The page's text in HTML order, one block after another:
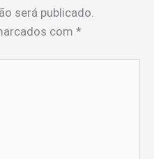
será publicado.
com *